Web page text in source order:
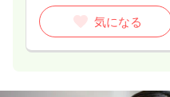
【職場環境】
■20代～30代の若いスタッ
しいアイデアをどんどん受け
気になる